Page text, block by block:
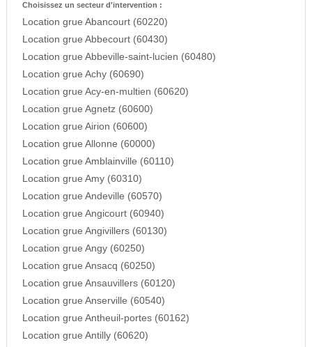
Choisissez un secteur d'intervention :
Location grue Abancourt (60220)
Location grue Abbecourt (60430)
Location grue Abbeville-saint-lucien (60480)
Location grue Achy (60690)
Location grue Acy-en-multien (60620)
Location grue Agnetz (60600)
Location grue Airion (60600)
Location grue Allonne (60000)
Location grue Amblainville (60110)
Location grue Amy (60310)
Location grue Andeville (60570)
Location grue Angicourt (60940)
Location grue Angivillers (60130)
Location grue Angy (60250)
Location grue Ansacq (60250)
Location grue Ansauvillers (60120)
Location grue Anserville (60540)
Location grue Antheuil-portes (60162)
Location grue Antilly (60620)